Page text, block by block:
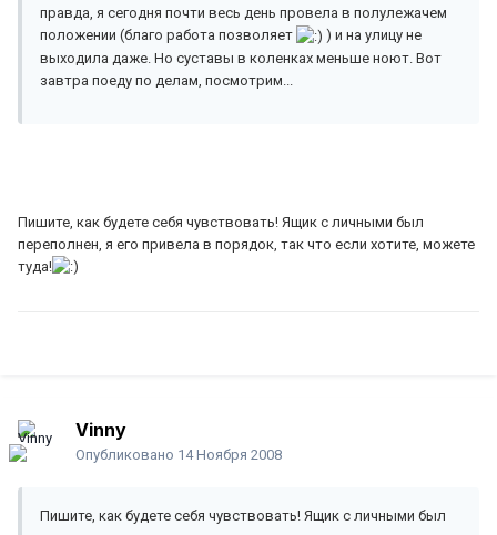
правда, я сегодня почти весь день провела в полулежачем
положении (благо работа позволяет
) и на улицу не
выходила даже. Но суставы в коленках меньше ноют. Вот
завтра поеду по делам, посмотрим...
Пишите, как будете себя чувствовать! Ящик с личными был
переполнен, я его привела в порядок, так что если хотите, можете
туда!
Vinny
Опубликовано 14 Ноября 2008
Пишите, как будете себя чувствовать! Ящик с личными был